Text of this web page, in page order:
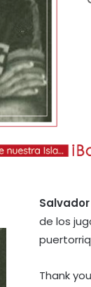
de los
Thank